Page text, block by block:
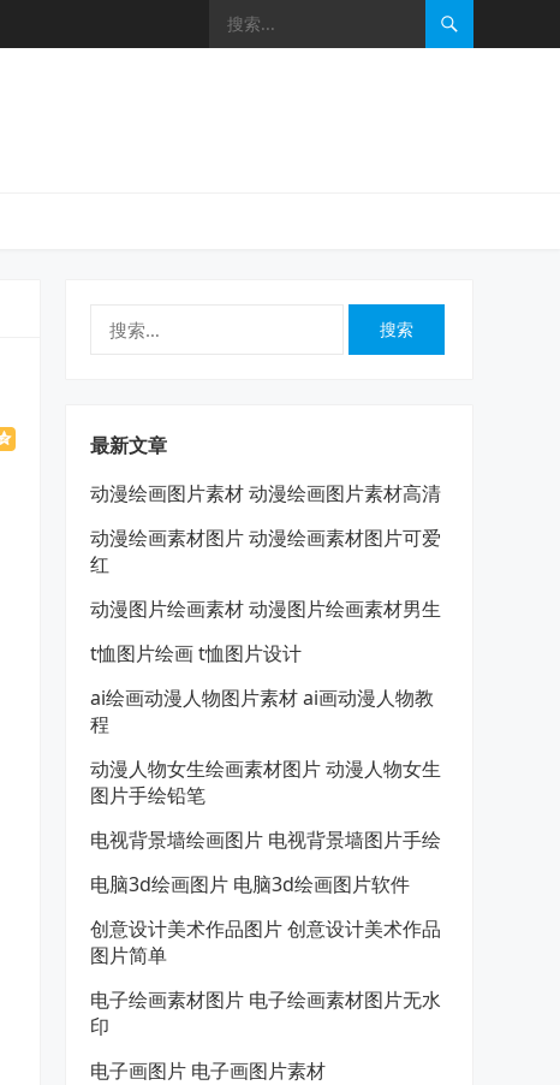
最新文章
动漫绘画图片素材 动漫绘画图片素材高清
动漫绘画素材图片 动漫绘画素材图片可爱
红
动漫图片绘画素材 动漫图片绘画素材男生
t恤图片绘画 t恤图片设计
ai绘画动漫人物图片素材 ai画动漫人物教
程
动漫人物女生绘画素材图片 动漫人物女生
图片手绘铅笔
电视背景墙绘画图片 电视背景墙图片手绘
电脑3d绘画图片 电脑3d绘画图片软件
创意设计美术作品图片 创意设计美术作品
图片简单
电子绘画素材图片 电子绘画素材图片无水
印
电子画图片 电子画图片素材